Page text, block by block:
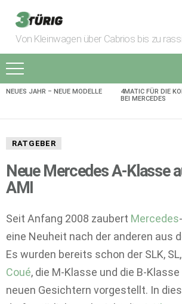
Von Kleinwagen über Cabrios bis zu
AKTUELLES
NEUES JAHR – NEUE MODELLE
4MATIC FÜR DIE
BEI MERCEDES
RATGEBER
Neue Mercedes A-Klasse
AMI
Seit Anfang 2008 zaubert Mercedes
eine Neuheit nach der anderen aus
Es wurden bereits schon der SLK, SL,
Coué, die M-Klasse und die B-
neuen Gesichtern vorgestellt. In